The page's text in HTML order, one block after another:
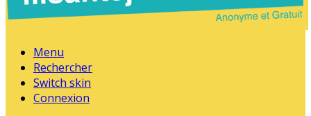
Menu
Rechercher
Switch skin
Connexion